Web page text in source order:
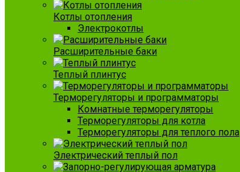
Котлы отопления
Электрокотлы
Расширительные баки
Теплый плинтус
Терморегуляторы и программаторы
Комнатные терморегуляторы
Терморегуляторы для котла
Терморегуляторы для теплого пола
Электрический теплый пол